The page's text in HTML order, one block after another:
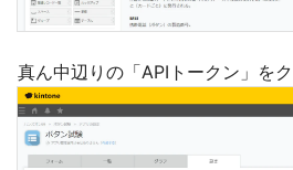
真ん中辺りの「APIトークン」をク